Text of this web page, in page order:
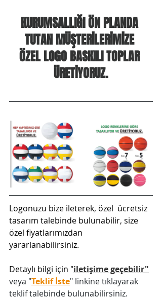
KURUMSALLIĞI ÖN PLANDA
TUTAN MÜŞTERİLERİMİZE
ÖZEL LOGO BASKILI TOPLAR
ÜRETİYORUZ.
Logonuzu bize ileterek, özel  ücretsiz
tasarım talebinde bulunabilir, size
özel fiyatlarımızdan
yararlanabilirsiniz.
Detaylı bilgi için "iletişime geçebilir"
veya "Teklif İste" linkine tıklayarak
teklif talebinde bulunabilirsiniz.